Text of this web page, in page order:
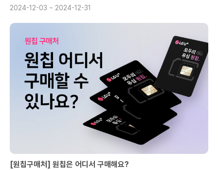
2024-12-03 ~ 2024-12-31
[원칩구매처] 원칩은 어디서 구매해요?